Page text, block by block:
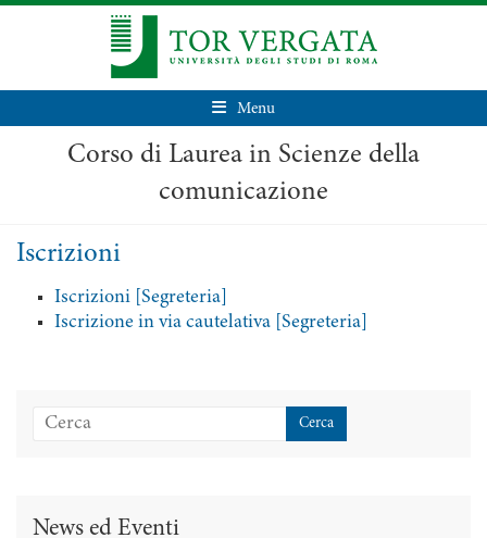
Menu
Corso di Laurea in Scienze della
comunicazione
Iscrizioni
Iscrizioni [Segreteria]
Iscrizione in via cautelativa [Segreteria]
News ed Eventi